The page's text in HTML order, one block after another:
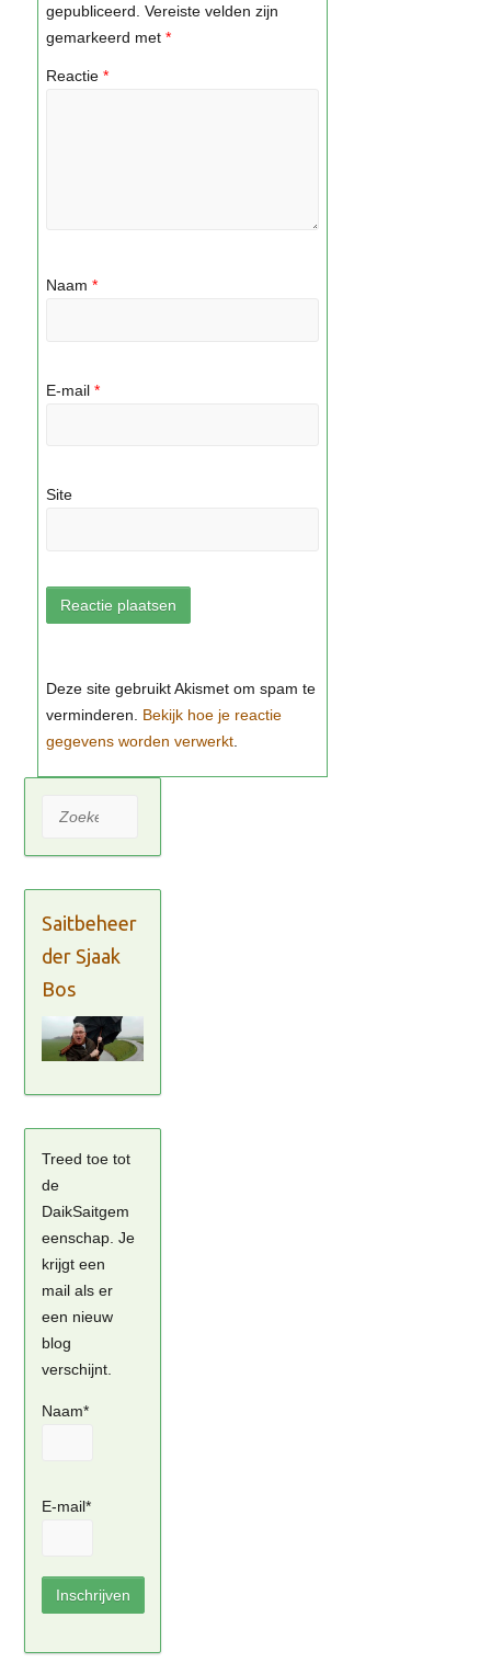
gepubliceerd. Vereiste velden zijn
gemarkeerd met *
Reactie *
Naam *
E-mail *
Site
Bekijk hoe je reactie
gegevens worden verwerkt
Zoeken
Saitbeheer
der Sjaak
Bos
Treed toe tot
de
DaikSaitgem
eenschap. Je
krijgt een
mail als er
een nieuw
blog
verschijnt.
Naam*
E-mail*